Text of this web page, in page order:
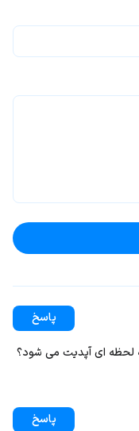
پاسخ
لحظه ‌ای آپدیت می ‌شود؟
پاسخ